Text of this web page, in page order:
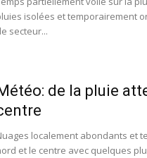
isolées et temporairement
secteur...
de la pluie
localement abondants et
et le centre avec quelques